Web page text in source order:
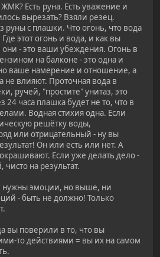
Есть руна. Есть уважение и
вырезать? Взяли резец.
руны с плашки. Что огонь, что вода
этот огонь и вода, и как вы
они - это ваши убеждения. Огонь в
на балконе - это одна и
ваше намерение и отношение, а
не влияют. Проточная вода в
ручей, "простите" унитаз, это
24 часа плашка будет не то, что в
Водная стихия одна. Если
решётку воды,
или отрицательный - ну вы
Он или есть или нет. А
Если уже делать дело -
на результат.
нужны эмоции, но выше, ни
- быть не должно! Только
вы поверили в то, что вы
то действиями = вы их на самом